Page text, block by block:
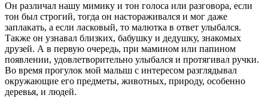
Он различал нашу мимику и тон голоса или разговора, если
тон был строгий, тогда он настораживался и мог даже
заплакать, а если ласковый, то малютка в ответ улыбался.
Также он узнавал близких, бабушку и дедушку, знакомых
друзей. А в первую очередь, при мамином или папином
появлении, удовлетворительно улыбался и протягивал ручки.
Во время прогулок мой малыш с интересом разглядывал
окружающие его предметы, животных, природу, особенно
деревья, и людей.